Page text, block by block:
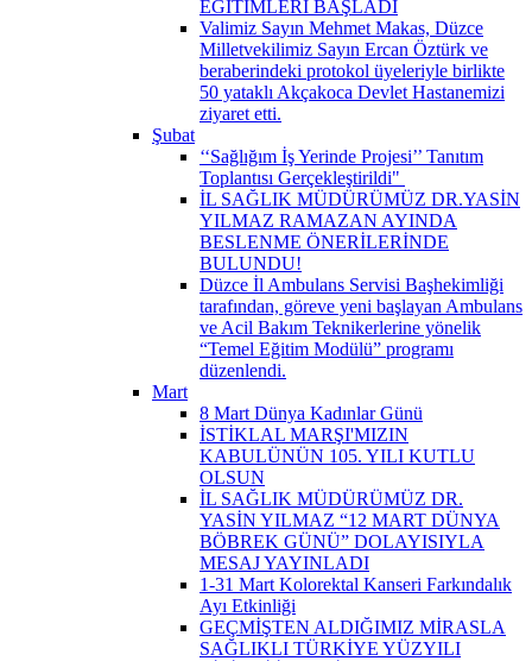
EĞİTİMLERİ BAŞLADI
Valimiz Sayın Mehmet Makas, Düzce
Milletvekilimiz Sayın Ercan Öztürk ve
beraberindeki protokol üyeleriyle birlikte
50 yataklı Akçakoca Devlet Hastanemizi
ziyaret etti.
Şubat
‘‘Sağlığım İş Yerinde Projesi’’ Tanıtım
Toplantısı Gerçekleştirildi" ​
İL SAĞLIK MÜDÜRÜMÜZ DR.YASİN
YILMAZ RAMAZAN AYINDA
BESLENME ÖNERİLERİNDE
BULUNDU!
Düzce İl Ambulans Servisi Başhekimliği
tarafından, göreve yeni başlayan Ambulans
ve Acil Bakım Teknikerlerine yönelik
“Temel Eğitim Modülü” programı
düzenlendi.
Mart
8 Mart Dünya Kadınlar Günü
İSTİKLAL MARŞI'MIZIN
KABULÜNÜN 105. YILI KUTLU
OLSUN
İL SAĞLIK MÜDÜRÜMÜZ DR.
YASİN YILMAZ “12 MART DÜNYA
BÖBREK GÜNÜ” DOLAYISIYLA
MESAJ YAYINLADI
1-31 Mart Kolorektal Kanseri Farkındalık
Ayı Etkinliği
GEÇMİŞTEN ALDIĞIMIZ MİRASLA
SAĞLIKLI TÜRKİYE YÜZYILI